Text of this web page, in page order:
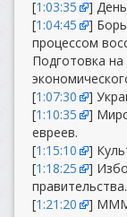
[1:03:35
]
[1:04:45
]
процессом
Подготовка
[1:07:30
]
[1:10:35
]
евреев.
[1:15:10
]
[1:18:25
]
правительства.
[1:21:20
] МММ